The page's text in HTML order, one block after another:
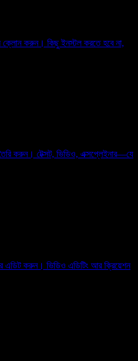
ক্লোন করুন। কিছু ইনস্টল করতে হবে না,
করুন। টেক্সট, ভিডিও, এক্সপ্লেইনার—যে
এডিট করুন। ভিডিও এডিটিং আর ক্রিয়েশন